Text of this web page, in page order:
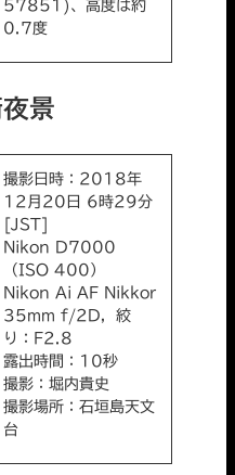
57851)、高度は約
0.7度
景
撮影日時：2018年
12月20日 6時29分
[JST]
Nikon D7000
（ISO 400）
Nikon Ai AF Nikkor
35mm f/2D，絞
り：F2.8
露出時間：10秒
撮影：堀内貴史
撮影場所：石垣島天文
台